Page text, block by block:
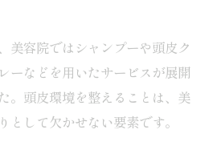
が抜け毛減少をサポート
美容院頭皮管理が効果的
が髪に与える影響
頭皮ケアが結果を左右する
美容院ではシャンプーや頭皮ク
ーなどを用いたサービスが展開
。頭皮環境を整えることは、美
として欠かせない要素です。